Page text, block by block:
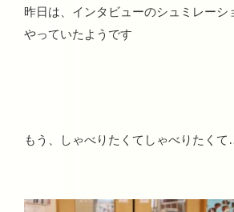
昨日は、インタビューのシュミレーシ
やっていたようです
もう、しゃべりたくてしゃべりたく